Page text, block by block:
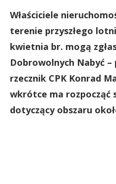
Właściciele
terenie przyszłego
kwietnia br. mogą
Dobrowolnych Nabyć
rzecznik CPK Konrad
wkrótce ma rozpocząć
dotyczący obszaru